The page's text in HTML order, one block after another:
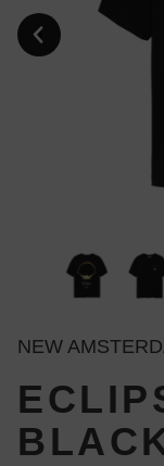
NEW